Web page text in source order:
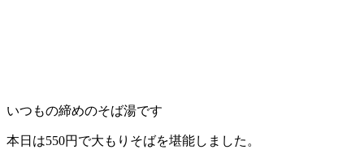
いつもの締めのそば湯です
本日は550円で大もりそばを堪能しました。